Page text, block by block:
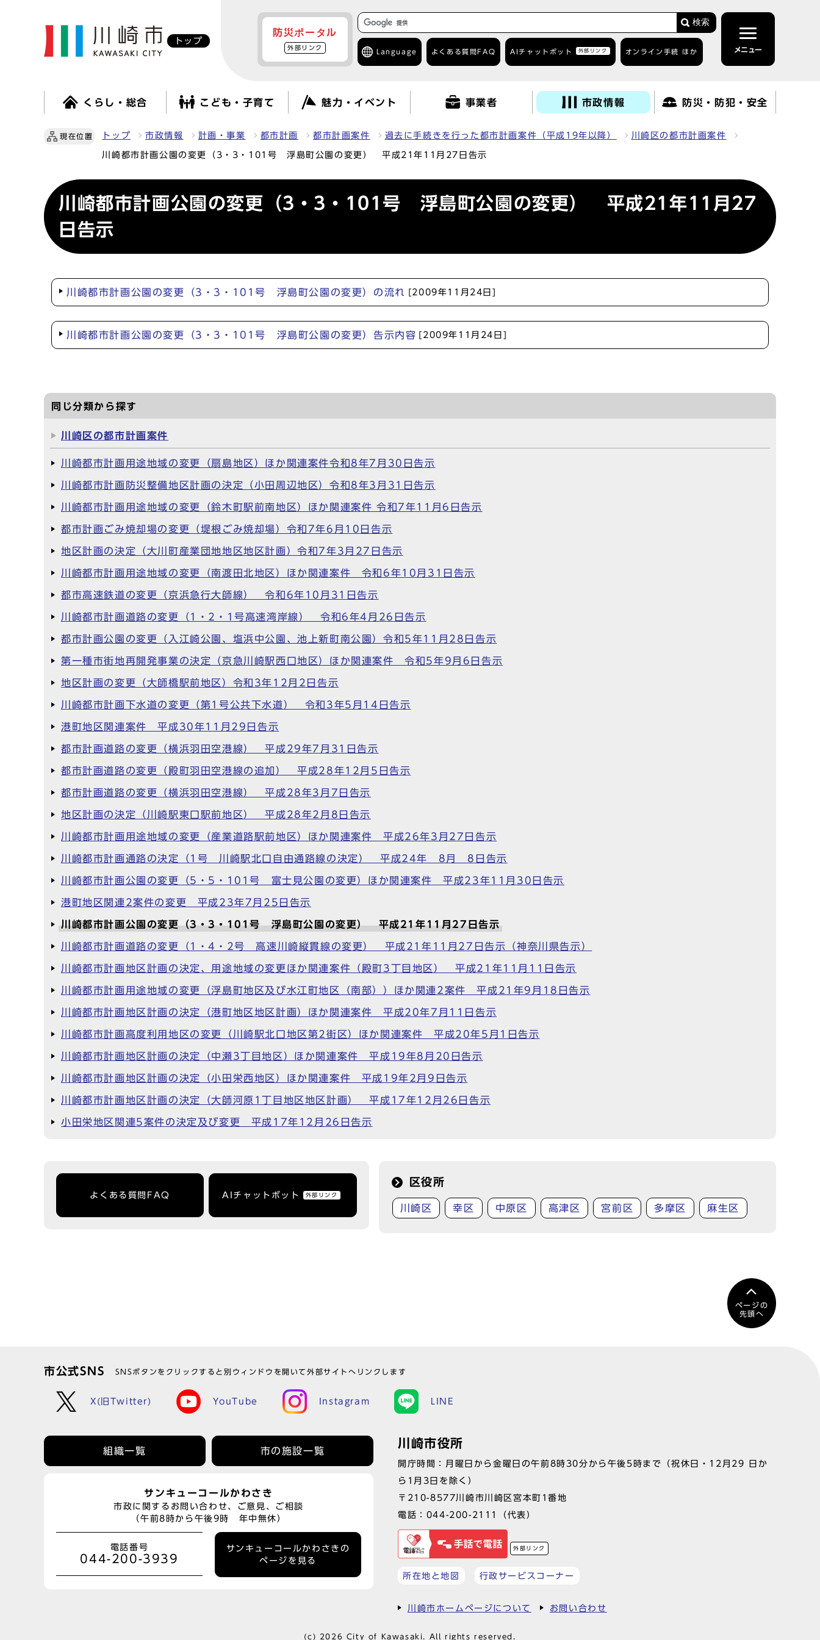
トップ
防災ポータル
外部リンク
検索
Language よくある質問 FAQ AIチャットボット 外部リンク オンライン手続 ほか メニュー
くらし・総合 こども・子育て 魅力・イベント 事業者 市政情報 防災・防犯・安全
現在位置 トップ 市政情報 計画・事業 都市計画 都市計画案件 過去に手続きを行った都市計画案件（平成19年以降） 川崎区の都市計画案件
川崎都市計画公園の変更（3・3・101号 浮島町公園の変更） 平成21年11月27日告示
川崎都市計画公園の変更（3・3・101号 浮島町公園の変更） 平成21年11月27
日告示
川崎都市計画公園の変更（3・3・101号 浮島町公園の変更）の流れ [2009年11月24日]
川崎都市計画公園の変更（3・3・101号 浮島町公園の変更）告示内容 [2009年11月24日]
同じ分類から探す
川崎区の都市計画案件
川崎都市計画用途地域の変更（扇島地区）ほか関連案件令和8年7月30日告示
川崎都市計画防災整備地区計画の決定（小田周辺地区）令和8年3月31日告示
川崎都市計画用途地域の変更（鈴木町駅前南地区）ほか関連案件 令和7年11月6日告示
都市計画ごみ焼却場の変更（堤根ごみ焼却場）令和7年6月10日告示
地区計画の決定（大川町産業団地地区地区計画）令和7年3月27日告示
川崎都市計画用途地域の変更（南渡田北地区）ほか関連案件 令和6年10月31日告示
都市高速鉄道の変更（京浜急行大師線） 令和6年10月31日告示
川崎都市計画道路の変更（1・2・1号高速湾岸線） 令和6年4月26日告示
都市計画公園の変更（入江崎公園、塩浜中公園、池上新町南公園）令和5年11月28日告示
第一種市街地再開発事業の決定（京急川崎駅西口地区）ほか関連案件 令和5年9月6日告示
地区計画の変更（大師橋駅前地区）令和3年12月2日告示
川崎都市計画下水道の変更（第1号公共下水道） 令和3年5月14日告示
港町地区関連案件 平成30年11月29日告示
都市計画道路の変更（横浜羽田空港線） 平成29年7月31日告示
都市計画道路の変更（殿町羽田空港線の追加） 平成28年12月5日告示
都市計画道路の変更（横浜羽田空港線） 平成28年3月7日告示
地区計画の決定（川崎駅東口駅前地区） 平成28年2月8日告示
川崎都市計画用途地域の変更（産業道路駅前地区）ほか関連案件 平成26年3月27日告示
川崎都市計画通路の決定（1号 川崎駅北口自由通路線の決定） 平成24年 8月 8日告示
川崎都市計画公園の変更（5・5・101号 富士見公園の変更）ほか関連案件 平成23年11月30日告示
港町地区関連2案件の変更 平成23年7月25日告示
川崎都市計画公園の変更（3・3・101号 浮島町公園の変更） 平成21年11月27日告示
川崎都市計画道路の変更（1・4・2号 高速川崎縦貫線の変更） 平成21年11月27日告示（神奈川県告示）
川崎都市計画地区計画の決定、用途地域の変更ほか関連案件（殿町3丁目地区） 平成21年11月11日告示
川崎都市計画用途地域の変更（浮島町地区及び水江町地区（南部））ほか関連2案件 平成21年9月18日告示
川崎都市計画地区計画の決定（港町地区地区計画）ほか関連案件 平成20年7月11日告示
川崎都市計画高度利用地区の変更（川崎駅北口地区第2街区）ほか関連案件 平成20年5月1日告示
川崎都市計画地区計画の決定（中瀬3丁目地区）ほか関連案件 平成19年8月20日告示
川崎都市計画地区計画の決定（小田栄西地区）ほか関連案件 平成19年2月9日告示
川崎都市計画地区計画の決定（大師河原1丁目地区地区計画） 平成17年12月26日告示
小田栄地区関連5案件の決定及び変更 平成17年12月26日告示
よくある質問FAQ AIチャットボット 外部リンク
区役所
川崎区 幸区 中原区 高津区 宮前区 多摩区 麻生区
ページの
先頭へ
市公式SNS SNSボタンをクリックすると別ウィンドウを開いて外部サイトへリンクします
X(旧Twitter) YouTube Instagram LINE
組織一覧 市の施設一覧
サンキューコールかわさき
市政に関するお問い合わせ、ご意見、ご相談
（午前8時から午後9時 年中無休）
電話番号
044-200-3939
サンキューコールかわさきの
ページを見る
川崎市役所
開庁時間：月曜日から金曜日の午前8時30分から午後5時まで（祝休日・12月29 日か
ら1月3日を除く）
〒210-8577川崎市川崎区宮本町1番地
電話： 044-200-2111 （代表）
外部リンク
所在地と地図 行政サービスコーナー
川崎市ホームページについて お問い合わせ
(c) 2026 City of Kawasaki. All rights reserved.